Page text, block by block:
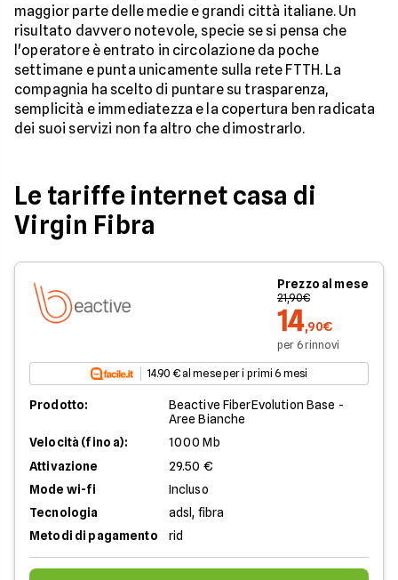
maggior parte delle medie e grandi città italiane. Un
risultato davvero notevole, specie se si pensa che
l'operatore è entrato in circolazione da poche
settimane e punta unicamente sulla rete FTTH. La
compagnia ha scelto di puntare su trasparenza,
semplicità e immediatezza e la copertura ben radicata
dei suoi servizi non fa altro che dimostrarlo.
Le tariffe internet casa di
Virgin Fibra
Prezzo al mese
21,90€
14,90€
per 6 rinnovi
14.90 € al mese per i primi 6 mesi
Prodotto:
Beactive FiberEvolution Base -
Aree Bianche
Velocità (fino a):
1000 Mb
Attivazione
29.50 €
Mode wi-fi
Incluso
Tecnologia
adsl, fibra
Metodi di pagamento
rid